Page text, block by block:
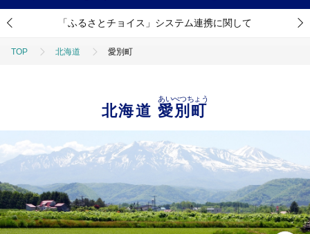
「ふるさとチョイス」システム連携に関して
TOP 北海道 愛別町
北海道愛別町
あいべつちょう